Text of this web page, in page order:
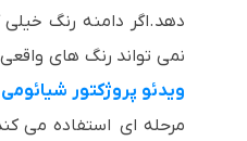
دهد.اگر دامنه رنگ خیلی
نمی تواند رنگ های
ویدئو پروژکتور شیائومی
مرحله ای استفاده می